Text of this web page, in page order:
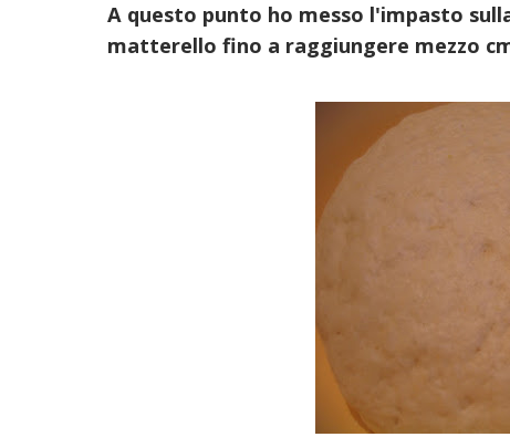
A questo punto ho messo l'impasto
matterello fino a raggiungere mezzo